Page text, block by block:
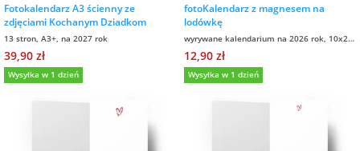
na mikołajki
na prezent
świąteczny
Fotokalendarz A3 ścienny ze
zdjęciami Kochanym Dziadkom
13 stron, A3+, na 2027 rok
39,90 zł
Wysyłka w 1 dzień
fotoKalendarz z magnesem na
lodówkę
wyrywane kalendarium na 2026 rok, 10x20
12,90 zł
Wysyłka w 1 dzień